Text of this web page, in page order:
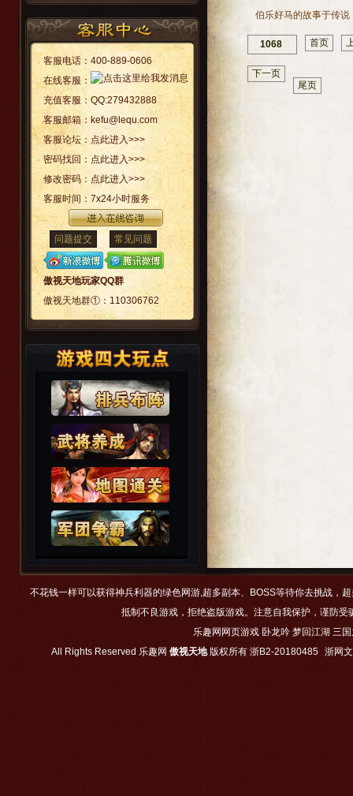
客服电话： 400-889-0606
在线客服：
充值客服： QQ:279432888
客服邮箱： kefu@lequ.com
客服论坛： 点此进入>>>
密码找回： 点此进入>>>
修改密码： 点此进入>>>
客服时间： 7x24小时服务
问题提交 常见问题
傲视天地玩家QQ群
傲视天地群①： 110306762
伯乐好马的故事于传说
1068 首页
下一页
尾页
不花钱一样可以获得神兵利器的绿色网游,超多副本、BOSS等待你去挑战，
抵制不良游戏，拒绝盗版游戏。注意自我保护，谨防
乐趣网网页游戏 卧龙吟 梦回江湖 三
All Rights Reserved 乐趣网 傲视天地版权所有 浙B2-20180485 浙网